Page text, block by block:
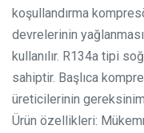
koşullandırma
devrelerinin
kullanılır. R134a tipi
sahiptir. Başlıca
üreticilerinin
Ürün özellikleri: